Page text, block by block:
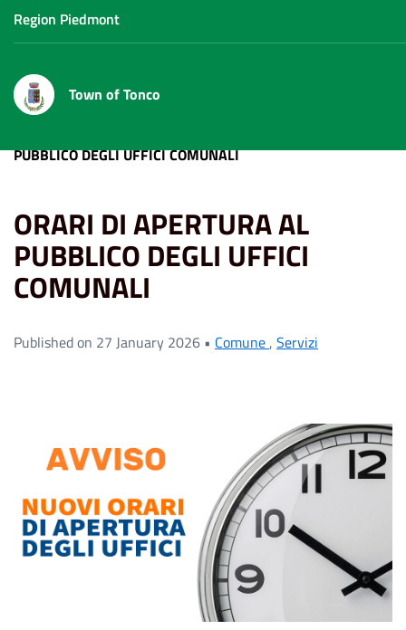
Region Piedmont
Town of Tonco
PUBBLICO DEGLI UFFICI COMUNALI
ORARI DI APERTURA AL
PUBBLICO DEGLI UFFICI
COMUNALI
Published on 27 January 2026 • Comune, Servizi